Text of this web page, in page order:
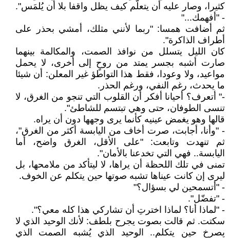
كثيرا، وصار عليه أن يتعلّم كيف يظل واقفا بلا أن يُلمَس".
- "أفهمك..."
ثم أضافت همسا: "ربما لأنني مثلك، أمشي بحذر على
أطراف الذاكرة".
كان الليل يتسلل من نوافذ الصمت، والمكالمة بينهما
صارت أشبه بجسر يمتد من روحٍ إلى أخرى، لا يحمل
مواعيد، ولا وعودا، فقط هذا التواطؤ غير المعلن: أن شيئا
ما يحدث، رغم النفي، ورغم الحذر.
-" أتعرف؟ أحيانا أفكر أن القلوب التي تنجو من الغرق، لا
تنسى الطوفان، حتى وهي تبتسم للشاطئ".
قالها وهو يغمض عينيه كأنما يرى وجهها دون أن يراه.
- "وأنا، أجابت، صرت أخاف من اليابسة أكثر من الغرق"،
ثم تنهدت وتابعت: "على الأقل، الغرق واضح، أما
اليابسة.. فهي التي تخدعنا بالأمان".
تمنى في تلك اللحظة أن يراها، لا ليتأكد من ملامحها، بل
ليرى إن كانت عيناها تشبه صوتها حين يتكلم عن الخوف.
- "أتسمحين لي بسؤال؟"
- "تفضّل".
- "لماذا أنا؟ لماذا اخترتِ أن تشاركي هذا كله معي؟".
سكتت. ثم قالت بصوت يجرح بلطف: لأنك الوحيد الذي لا
يصرخ حين يتكلم.. الوحيد الذي يُشبه الصمت الذي